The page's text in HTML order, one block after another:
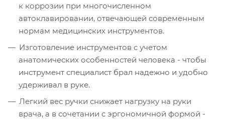
к коррозии при многочисленном
автоклавировании, отвечающей современным
нормам медицинских инструментов.
Изготовление инструментов с учетом
анатомических особенностей человека - чтобы
инструмент специалист брал надежно и удобно
удерживал в руке.
Легкий вес ручки снижает нагрузку на руки
врача, а в сочетании с эргономичной формой -